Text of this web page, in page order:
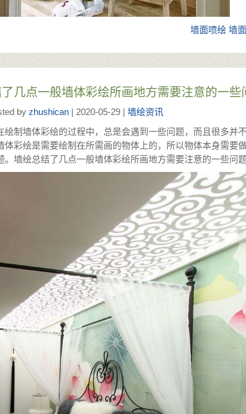
墙面喷绘 墙面
几点一般墙体彩绘所画地方需要注意的一些
by zhushican | 2020-05-29 | 墙绘资讯
绘制墙体彩绘的过程中，总是会遇到一些问题，而且很多并
体彩绘是需要绘制在所需画的物体上的，所以物体本身需要
。墙绘总结了几点一般墙体彩绘所画地方需要注意的一些问